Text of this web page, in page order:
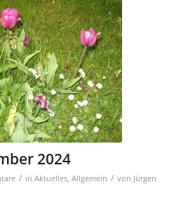
2024
/ in Aktuelles, Allgemein / von Jürgen